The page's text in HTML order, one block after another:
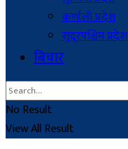
कर्णाली प्रदेश
सुदूरपश्चिम प्रदेश
बिचार
No Result
View All Result